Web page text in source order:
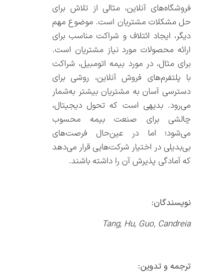
فروشگاه‌‌های آنلاین، مثالی از تلاش برای
حل مشکلات مشتریان است. موضوع مهم
دیگر، ایجاد ائتلاف و شراکت مناسب برای
ارائه محصولات مورد نیاز مشتریان است.
برای مثال، در مورد بیمه اتومبیل، شراکت
با پلتفرم‌‌های فروش آنلاین، روشی برای
دسترسی آسان به مشتریان بیشتر به‌‌شمار
می‌‌رود. بدیهی است که تحول دیجیتال،
چالشی برای صنعت بیمه محسوب
می‌شود؛ اما در عین‌‌حال فرصت‌‌های
بی‌‌بدیلی در اختیار شرکت‌‌هایی قرار می‌‌دهد
که آمادگی پذیرش آن را داشته باشند.
نویسندگان:
Tang, Hu, Guo, Candreia
ترجمه و تدوین: